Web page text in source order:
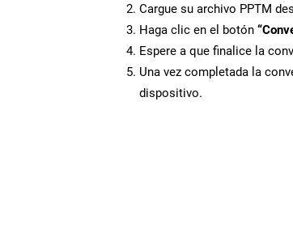
Cargue su archivo PPTM
Haga clic en el botón
Espere a que finalice la
Una vez completada la
dispositivo.